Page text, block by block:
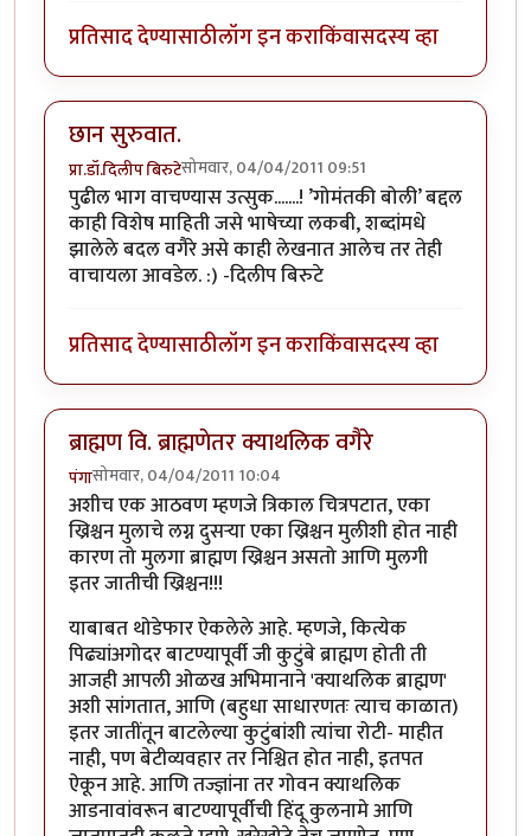
प्रतिसाद देण्यासाठीलॉग इन कराकिंवासदस्य व्हा
छान सुरुवात.
प्रा.डॉ.दिलीप बिरुटेसोमवार, 04/04/2011 09:51
पुढील भाग वाचण्यास उत्सुक.......! ’गोमंतकी बोली’ बद्दल
काही विशेष माहिती जसे भाषेच्या लकबी, शब्दांमधे
झालेले बदल वगैरे असे काही लेखनात आलेच तर तेही
वाचायला आवडेल. :) -दिलीप बिरुटे
प्रतिसाद देण्यासाठीलॉग इन कराकिंवासदस्य व्हा
ब्राह्मण वि. ब्राह्मणेतर क्याथलिक वगैरे
पंगासोमवार, 04/04/2011 10:04
अशीच एक आठवण म्हणजे त्रिकाल चित्रपटात, एका
ख्रिश्चन मुलाचे लग्न दुसर्‍या एका ख्रिश्चन मुलीशी होत नाही
कारण तो मुलगा ब्राह्मण ख्रिश्चन असतो आणि मुलगी
इतर जातीची ख्रिश्चन!!!
याबाबत थोडेफार ऐकलेले आहे. म्हणजे, कित्येक
पिढ्यांअगोदर बाटण्यापूर्वी जी कुटुंबे ब्राह्मण होती ती
आजही आपली ओळख अभिमानाने 'क्याथलिक ब्राह्मण'
अशी सांगतात, आणि (बहुधा साधारणतः त्याच काळात)
इतर जातींतून बाटलेल्या कुटुंबांशी त्यांचा रोटी- माहीत
नाही, पण बेटीव्यवहार तर निश्चित होत नाही, इतपत
ऐकून आहे. आणि तज्ज्ञांना तर गोवन क्याथलिक
आडनावांवरून बाटण्यापूर्वीची हिंदू कुलनामे आणि